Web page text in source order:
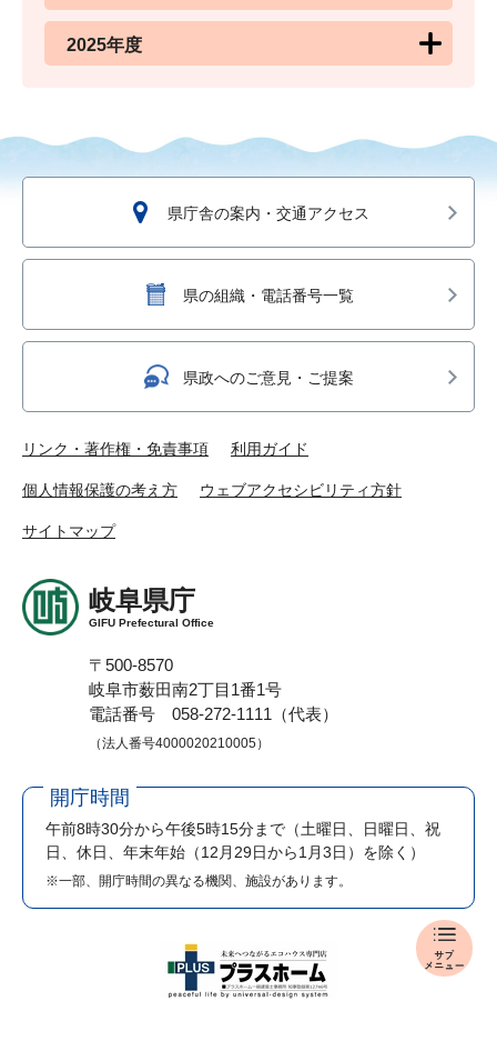
報
道
2025年度
県庁舎の案内・交通アクセス
県の組織・電話番号一覧
県政へのご意見・ご提案
リンク・著作権・免責事項 利用ガイド
個人情報保護の考え方 ウェブアクセシビリティ方針
サイトマップ
岐阜県庁
GIFU Prefectural Office
〒500-8570
岐阜市薮田南2丁目1番1号
電話番号 058-272-1111（代表）
（法人番号4000020210005）
開庁時間
午前8時30分から午後5時15分まで （土曜日、日曜日、祝
日、休日、年末年始（12月29日から1月3日）を除く）
※一部、開庁時間の異なる機関、施設があります。